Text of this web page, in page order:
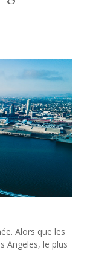
Alors que les
Angeles, le plus